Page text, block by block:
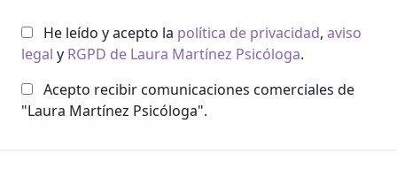
He leído y acepto la política de privacidad, aviso
legal y RGPD de Laura Martínez Psicóloga.
Acepto recibir comunicaciones comerciales de
"Laura Martínez Psicóloga".